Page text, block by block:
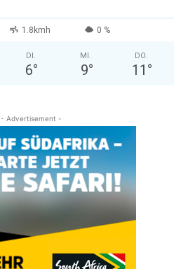
1.8kmh 0 %
DI.
6°
MI.
9°
DO.
11 °
- Advertisement -